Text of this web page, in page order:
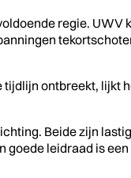
regie. UWV
ontbreekt, lijkt
Beide zijn
goede leidraad is een